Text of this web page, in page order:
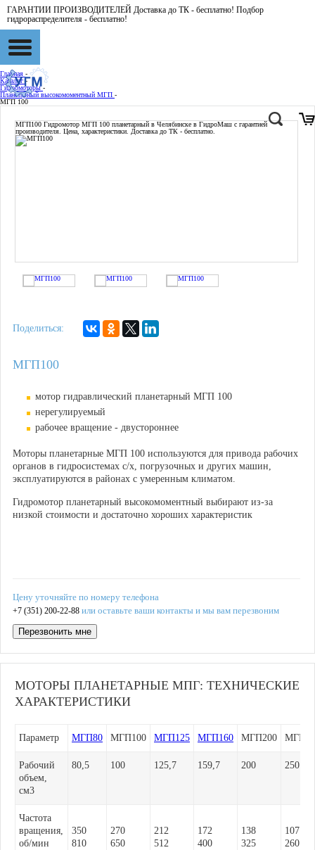
ГАРАНТИИ ПРОИЗВОДИТЕЛЕЙ Доставка до ТК - бесплатно! Подбор
гидрораспределителя - бесплатно!
Главная -
Каталог -
Гидромоторы -
Планетарный высокомоментный МГП -
МГП 100
МГП100 Гидромотор МГП 100 планетарный в Челябинске в ГидроМаш с гарантией
производителя. Цена, характеристики. Доставка до ТК - бесплатно.
Поделиться:
МГП100
мотор гидравлический планетарный МГП 100
нерегулируемый
рабочее вращение - двустороннее
Моторы планетарные МГП 100 используются для привода рабочих
органов в гидросистемах с/х, погрузочных и других машин,
эксплуатируются в районах с умеренным климатом.
Гидромотор планетарный высокомоментный выбирают из-за
низкой стоимости и достаточно хороших характеристик
Цену уточняйте по номеру телефона
+7 (351) 200-22-88 или оставьте ваши контакты и мы вам перезвоним
Перезвонить мне
МОТОРЫ ПЛАНЕТАРНЫЕ МПГ: ТЕХНИЧЕСКИЕ
ХАРАКТЕРИСТИКИ
Параметр МГП80 МГП100 МГП125 МГП160 МГП200
Рабочий
объем,
см3
80,5 100 125,7 159,7 200 250
Частота
вращения,
об/мин
350
810
270
650
212
512
172
400
138
325
107
260